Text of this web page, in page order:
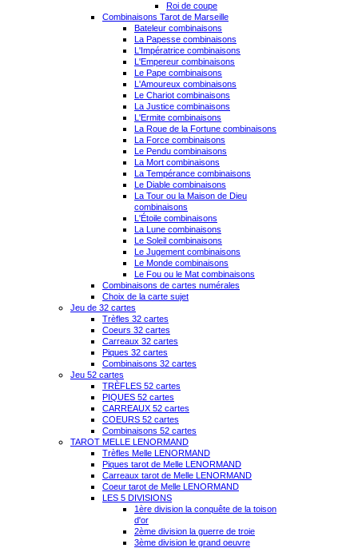
Roi de coupe
Combinaisons Tarot de Marseille
Bateleur combinaisons
La Papesse combinaisons
L'Impératrice combinaisons
L'Empereur combinaisons
Le Pape combinaisons
L'Amoureux combinaisons
Le Chariot combinaisons
La Justice combinaisons
L'Ermite combinaisons
La Roue de la Fortune combinaisons
La Force combinaisons
Le Pendu combinaisons
La Mort combinaisons
La Tempérance combinaisons
Le Diable combinaisons
La Tour ou la Maison de Dieu
combinaisons
L'Étoile combinaisons
La Lune combinaisons
Le Soleil combinaisons
Le Jugement combinaisons
Le Monde combinaisons
Le Fou ou le Mat combinaisons
Combinaisons de cartes numérales
Choix de la carte sujet
Jeu de 32 cartes
Trèfles 32 cartes
Coeurs 32 cartes
Carreaux 32 cartes
Piques 32 cartes
Combinaisons 32 cartes
Jeu 52 cartes
TRÈFLES 52 cartes
PIQUES 52 cartes
CARREAUX 52 cartes
COEURS 52 cartes
Combinaisons 52 cartes
TAROT MELLE LENORMAND
Trèfles Melle LENORMAND
Piques tarot de Melle LENORMAND
Carreaux tarot de Melle LENORMAND
Coeur tarot de Melle LENORMAND
LES 5 DIVISIONS
1ère division la conquête de la toison
d'or
2ème division la guerre de troie
3ème division le grand oeuvre